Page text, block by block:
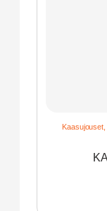
Kaasujouset